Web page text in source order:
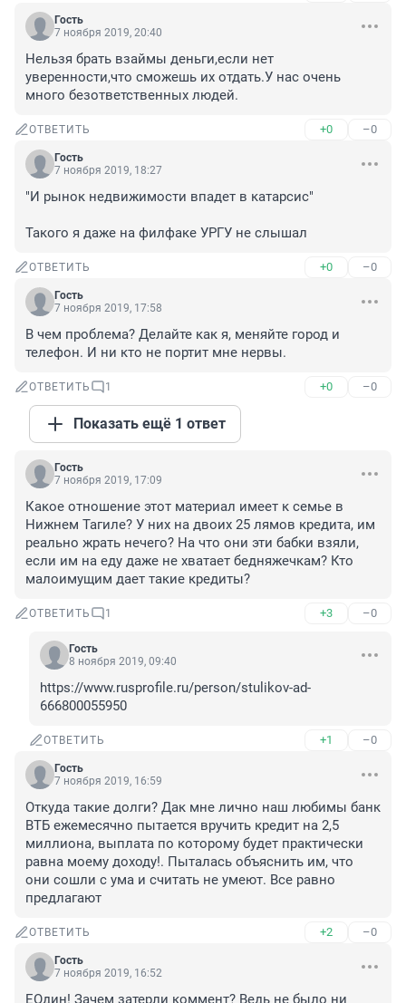
Гость
7 ноября 2019, 20:40
Нельзя брать взаймы деньги,если нет
уверенности,что сможешь их отдать.У нас очень
много безответственных людей.
ОТВЕТИТЬ +0 –0
Гость
7 ноября 2019, 18:27
"И рынок недвижимости впадет в катарсис"
Такого я даже на филфаке УРГУ не слышал
ОТВЕТИТЬ +0 –0
Гость
7 ноября 2019, 17:58
В чем проблема? Делайте как я, меняйте город и
телефон. И ни кто не портит мне нервы.
ОТВЕТИТЬ 1 +0 –0
Показать ещё 1 ответ
Гость
7 ноября 2019, 17:09
Какое отношение этот материал имеет к семье в
Нижнем Тагиле? У них на двоих 25 лямов кредита, им
реально жрать нечего? На что они эти бабки взяли,
если им на еду даже не хватает бедняжечкам? Кто
малоимущим дает такие кредиты?
ОТВЕТИТЬ 1 +3 –0
Гость
8 ноября 2019, 09:40
https://www.rusprofile.ru/person/stulikov-ad-
666800055950
ОТВЕТИТЬ +1 –0
Гость
7 ноября 2019, 16:59
Откуда такие долги? Дак мне лично наш любимы банк
ВТБ ежемесячно пытается вручить кредит на 2,5
миллиона, выплата по которому будет практически
равна моему доходу!. Пыталась объяснить им, что
они сошли с ума и считать не умеют. Все равно
предлагают
ОТВЕТИТЬ +2 –0
Гость
7 ноября 2019, 16:52
ЕОдин! Зачем затерли коммент? Ведь не было ни